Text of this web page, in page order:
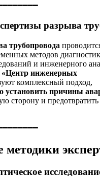
разрыва
трубопровода
методов
и инженерного
инженерных
комплексный подход,
установить причины
сторону и
методики